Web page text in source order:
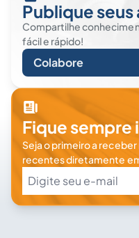
Publique
Compartilhe
fácil e rápido!
Colabore
Fique
Seja o primeiro a
recentes diretamente